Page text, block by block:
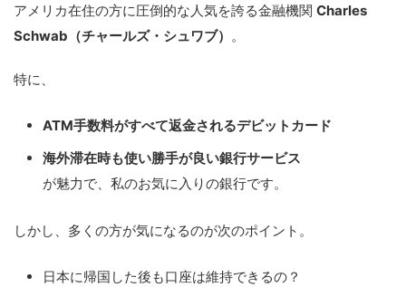
アメリカ在住の方に圧倒的な人気を誇る金融機関 Charles
Schwab（チャールズ・シュワブ） 。
特に、
ATM手数料がすべて返金されるデビットカード
海外滞在時も使い勝手が良い銀行サービス
が魅力で、私のお気に入りの銀行です。
しかし、多くの方が気になるのが次のポイント。
日本に帰国した後も口座は維持できるの？